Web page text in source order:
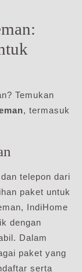
Temukan
, termasuk
telepon dari
paket untuk
IndiHome
dengan
Dalam
paket yang
serta